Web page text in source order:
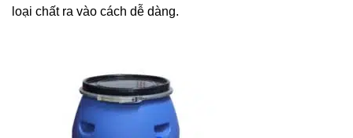
loại chất ra vào cách dễ dàng.